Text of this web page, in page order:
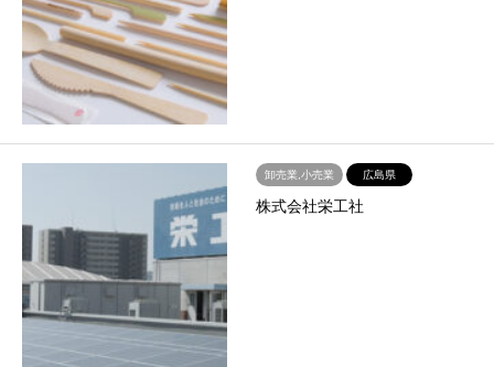
卸売業,小売業 広島県
株式会社栄工社